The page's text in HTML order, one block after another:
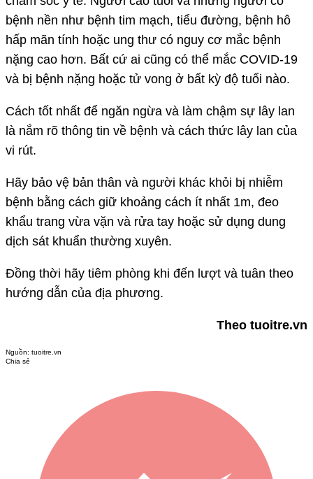
bệnh nền như bệnh tim mạch, tiểu đường, bệnh hô
hấp mãn tính hoặc ung thư có nguy cơ mắc bệnh
nặng cao hơn. Bất cứ ai cũng có thể mắc COVID-19
và bị bệnh nặng hoặc tử vong ở bất kỳ độ tuổi nào.
Cách tốt nhất để ngăn ngừa và làm chậm sự lây lan
là nắm rõ thông tin về bệnh và cách thức lây lan của
vi rút.
Hãy bảo vệ bản thân và người khác khỏi bị nhiễm
bệnh bằng cách giữ khoảng cách ít nhất 1m, đeo
khẩu trang vừa vặn và rửa tay hoặc sử dụng dung
dịch sát khuẩn thường xuyên.
Đồng thời hãy tiêm phòng khi đến lượt và tuân theo
hướng dẫn của địa phương.
Theo tuoitre.vn
Nguồn: tuoitre.vn
Chia sẻ